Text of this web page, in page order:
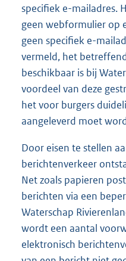
specifiek e-mailadres.
geen webformulier op
geen specifiek e-
vermeld, het
beschikbaar is bij
voordeel van deze
het voor burgers
aangeleverd moet
Door eisen te stellen
berichtenverkeer
Net zoals papieren
berichten via een
Waterschap
wordt een aantal
elektronisch